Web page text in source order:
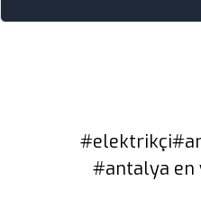
#elektrikçi
#antalya en